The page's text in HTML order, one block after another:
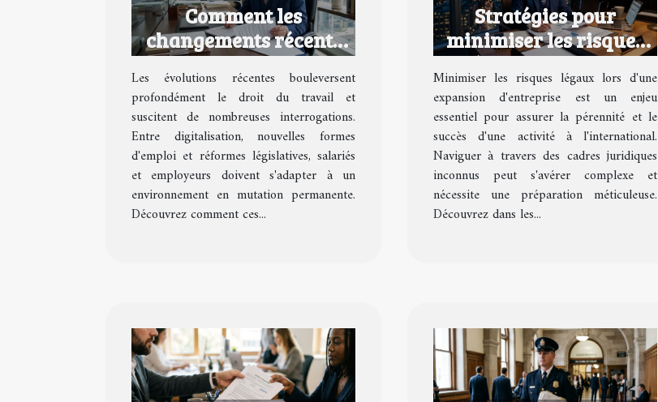
Comment les
changements récents
impactent-ils le droit
du travail ?
Les évolutions récentes bouleversent
profondément le droit du travail et
suscitent de nombreuses interrogations.
Entre digitalisation, nouvelles formes
d'emploi et réformes législatives, salariés
et employeurs doivent s'adapter à un
environnement en mutation permanente.
Découvrez comment ces...
Stratégies pour
minimiser les risques
légaux lors d'une
expansion d'entreprise
Minimiser les risques légaux lors d'une
expansion d'entreprise est un enjeu
essentiel pour assurer la pérennité et le
succès d'une activité à l'international.
Naviguer à travers des cadres juridiques
inconnus peut s'avérer complexe et
nécessite une préparation méticuleuse.
Découvrez dans les...